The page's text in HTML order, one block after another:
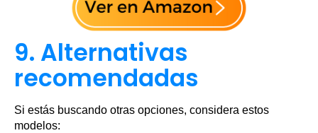
9. Alternativas
recomendadas
Si estás buscando otras opciones, considera estos
modelos: